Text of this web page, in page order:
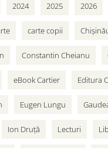
2024 2025 2026
carte copii
Constantin Cheianu
eBook Cartier Editura
Eugen Lungu
Ion Druță Lecturi